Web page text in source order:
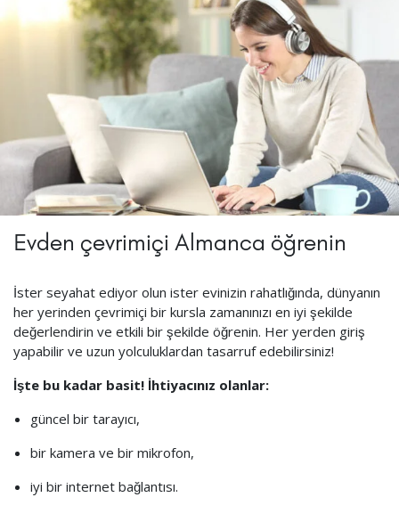
Evden çevrimiçi Almanca öğrenin
İster seyahat ediyor olun ister evinizin rahatlığında, dünyanın
her yerinden çevrimiçi bir kursla zamanınızı en iyi şekilde
değerlendirin ve etkili bir şekilde öğrenin. Her yerden giriş
yapabilir ve uzun yolculuklardan tasarruf edebilirsiniz!
İşte bu kadar basit! İhtiyacınız olanlar:
güncel bir tarayıcı,
bir kamera ve bir mikrofon,
iyi bir internet bağlantısı.